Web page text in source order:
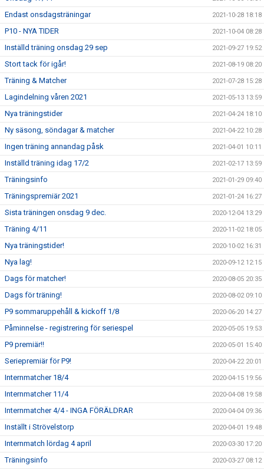
Endast onsdagsträningar 2021-10-28 18:18
P10 - NYA TIDER 2021-10-04 08:28
Inställd träning onsdag 29 sep 2021-09-27 19:52
Stort tack för igår! 2021-08-19 08:20
Träning & Matcher 2021-07-28 15:28
Lagindelning våren 2021 2021-05-13 13:59
Nya träningstider 2021-04-24 18:10
Ny säsong, söndagar & matcher 2021-04-22 10:28
Ingen träning annandag påsk 2021-04-01 10:11
Inställd träning idag 17/2 2021-02-17 13:59
Träningsinfo 2021-01-29 09:40
Träningspremiär 2021 2021-01-24 16:27
Sista träningen onsdag 9 dec. 2020-12-04 13:29
Träning 4/11 2020-11-02 18:05
Nya träningstider! 2020-10-02 16:31
Nya lag! 2020-09-12 12:15
Dags för matcher! 2020-08-05 20:35
Dags för träning! 2020-08-02 09:10
P9 sommaruppehåll & kickoff 1/8 2020-06-20 14:27
Påminnelse - registrering för seriespel 2020-05-05 19:53
P9 premiär!! 2020-05-01 15:40
Seriepremiär för P9! 2020-04-22 20:01
Internmatcher 18/4 2020-04-15 19:56
Internmatcher 11/4 2020-04-08 19:58
Internmatcher 4/4 - INGA FÖRÄLDRAR 2020-04-04 09:36
Inställt i Strövelstorp 2020-04-01 19:48
Internmatch lördag 4 april 2020-03-30 17:20
Träningsinfo 2020-03-27 08:12